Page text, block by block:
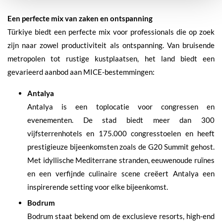
Een perfecte mix van zaken en ontspanning
Türkiye biedt een perfecte mix voor professionals die op zoek
zijn naar zowel productiviteit als ontspanning. Van bruisende
metropolen tot rustige kustplaatsen, het land biedt een
gevarieerd aanbod aan MICE-bestemmingen:
Antalya
Antalya is een toplocatie voor congressen en
evenementen. De stad biedt meer dan 300
vijfsterrenhotels en 175.000 congresstoelen en heeft
prestigieuze bijeenkomsten zoals de G20 Summit gehost.
Met idyllische Mediterrane stranden, eeuwenoude ruïnes
en een verfijnde culinaire scene creëert Antalya een
inspirerende setting voor elke bijeenkomst.
Bodrum
Bodrum staat bekend om de exclusieve resorts, high-end